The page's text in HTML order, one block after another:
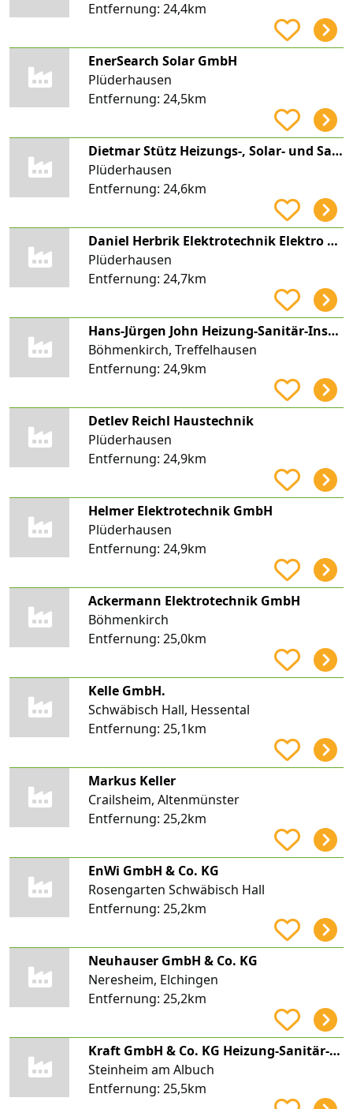
Entfernung: 24,4km
EnerSearch Solar GmbH
Plüderhausen
Entfernung: 24,5km
Dietmar Stütz Heizungs-, Solar- und Sanitärtechnik
Plüderhausen
Entfernung: 24,6km
Daniel Herbrik Elektrotechnik Elektro Herbrik
Plüderhausen
Entfernung: 24,7km
Hans-Jürgen John Heizung-Sanitär-Installation
Böhmenkirch, Treffelhausen
Entfernung: 24,9km
Detlev Reichl Haustechnik
Plüderhausen
Entfernung: 24,9km
Helmer Elektrotechnik GmbH
Plüderhausen
Entfernung: 24,9km
Ackermann Elektrotechnik GmbH
Böhmenkirch
Entfernung: 25,0km
Kelle GmbH.
Schwäbisch Hall, Hessental
Entfernung: 25,1km
Markus Keller
Crailsheim, Altenmünster
Entfernung: 25,2km
EnWi GmbH & Co. KG
Rosengarten Schwäbisch Hall
Entfernung: 25,2km
Neuhauser GmbH & Co. KG
Neresheim, Elchingen
Entfernung: 25,2km
Kraft GmbH & Co. KG Heizung-Sanitär-Flaschnerei
Steinheim am Albuch
Entfernung: 25,5km